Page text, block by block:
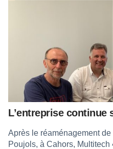
L’entreprise continue
Après le réaménagement
Poujols, à Cahors,